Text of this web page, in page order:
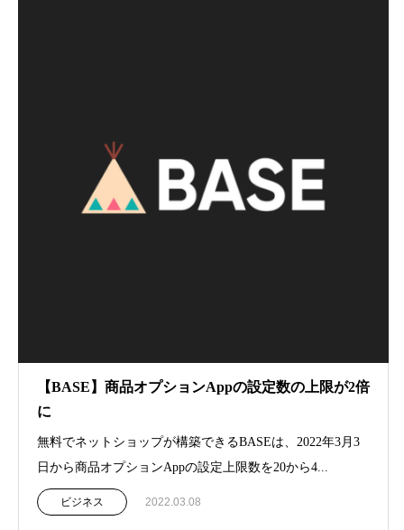
【BASE】商品オプションAppの設定数の上限が2倍
に
無料でネットショップが構築できるBASEは、2022年3月3
日から商品オプションAppの設定上限数を20から4...
ビジネス 2022.03.08